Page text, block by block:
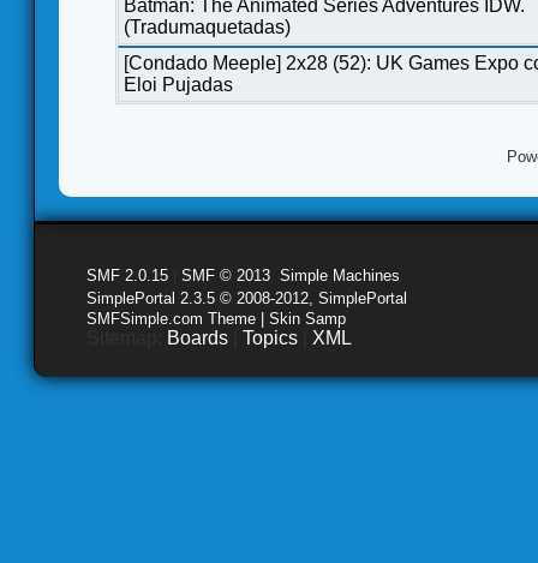
Batman: The Animated Series Adventures IDW.
(Tradumaquetadas)
[Condado Meeple] 2x28 (52): UK Games Expo
Eloi Pujadas
SMF 2.0.15 SMF © 2013 Simple Machines
SimplePortal 2.3.5 © 2008-2012, SimplePortal
SMFSimple.com Theme | Skin Samp
Boards Topics XML